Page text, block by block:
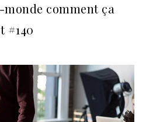
comment ça
#140